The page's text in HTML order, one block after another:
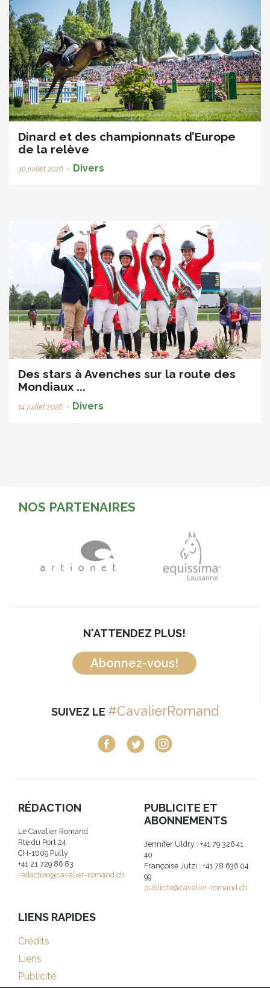
Dinard et des championnats d’Europe
de la relève
30 juillet 2026 • Divers
Des stars à Avenches sur la route des
Mondiaux ...
14 juillet 2026 • Divers
NOS PARTENAIRES
N'ATTENDEZ PLUS!
Abonnez-vous!
SUIVEZ LE #CavalierRomand
RÉDACTION
Le Cavalier Romand
Rte du Port 24
CH-1009 Pully
+41 21 729 86 83
redaction@cavalier-romand.ch
PUBLICITE ET
ABONNEMENTS
Jennifer Uldry : +41 79 326 41
40
Françoise Jutzi : +41 78 636 04
99
publicite@cavalier-romand.ch
LIENS RAPIDES
Crédits
Liens
Publicité